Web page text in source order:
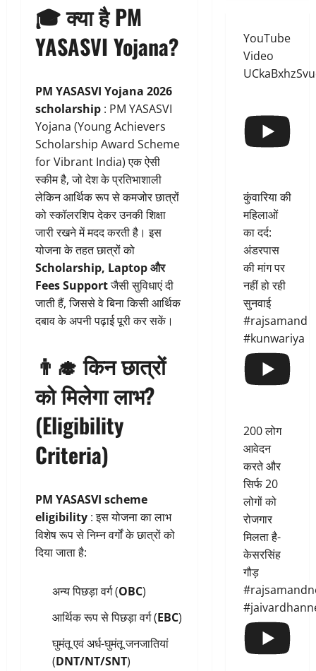
🎓 क्या है PM
YASASVI Yojana?
PM YASASVI Yojana 2026
scholarship : PM YASASVI
Yojana (Young Achievers
Scholarship Award Scheme
for Vibrant India) एक ऐसी
स्कीम है, जो देश के प्रतिभाशाली
लेकिन आर्थिक रूप से कमजोर छात्रों
को स्कॉलरशिप देकर उनकी शिक्षा
जारी रखने में मदद करती है। इस
योजना के तहत छात्रों को
Scholarship, Laptop और
Fees Supportजैसी सुविधाएं दी
जाती हैं, जिससे वे बिना किसी आर्थिक
दबाव के अपनी पढ़ाई पूरी कर सकें।
👨‍🎓 किन छात्रों
को मिलेगा लाभ?
(Eligibility
Criteria)
PM YASASVI scheme
eligibility : इस योजना का लाभ
विशेष रूप से निम्न वर्गों के छात्रों को
दिया जाता है:
अन्य पिछड़ा वर्ग (OBC)
आर्थिक रूप से पिछड़ा वर्ग (EBC)
घुमंतू एवं अर्ध-घुमंतू जनजातियां
(DNT/NT/SNT)
YouTube
Video
कुंवारिया की
महिलाओं
का दर्द:
अंडरपास
की मांग पर
नहीं हो रही
सुनवाई
#rajsamand
#kunwariya
200 लोग
आवेदन
करते और
सिर्फ 20
लोगों को
रोजगार
मिलता है-
केसरसिंह
गौड़